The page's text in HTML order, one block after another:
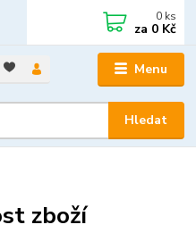
Menu
Hledat
0 ks
za 0 Kč
zboží